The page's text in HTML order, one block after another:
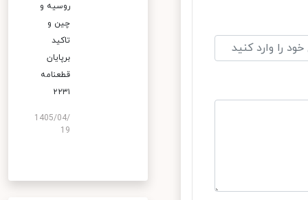
روسیه و
چین و
تاکید
برپایان
قطعنامه
۲۲۳۱
1405/04/
19